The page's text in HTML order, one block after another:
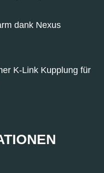
dank Nexus
K-Link Kupplung für